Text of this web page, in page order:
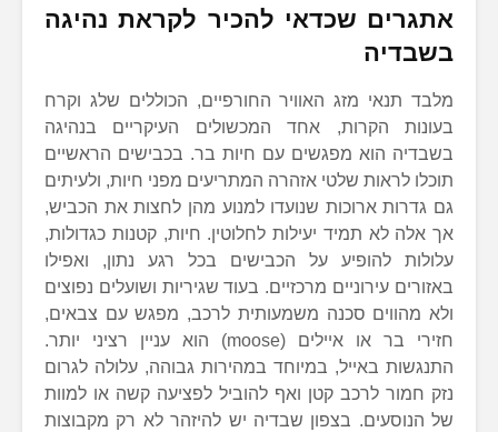
אתגרים שכדאי להכיר לקראת נהיגה
בשבדיה
מלבד תנאי מזג האוויר החורפיים, הכוללים שלג וקרח
בעונות הקרות, אחד המכשולים העיקריים בנהיגה
בשבדיה הוא מפגשים עם חיות בר. בכבישים הראשיים
תוכלו לראות שלטי אזהרה המתריעים מפני חיות, ולעיתים
גם גדרות ארוכות שנועדו למנוע מהן לחצות את הכביש,
אך אלה לא תמיד יעילות לחלוטין. חיות, קטנות כגדולות,
עלולות להופיע על הכבישים בכל רגע נתון, ואפילו
באזורים עירוניים מרכזיים. בעוד שגיריות ושועלים נפוצים
ולא מהווים סכנה משמעותית לרכב, מפגש עם צבאים,
חזירי בר או איילים (moose) הוא עניין רציני יותר.
התנגשות באייל, במיוחד במהירות גבוהה, עלולה לגרום
נזק חמור לרכב קטן ואף להוביל לפציעה קשה או למוות
של הנוסעים. בצפון שבדיה יש להיזהר לא רק מקבוצות